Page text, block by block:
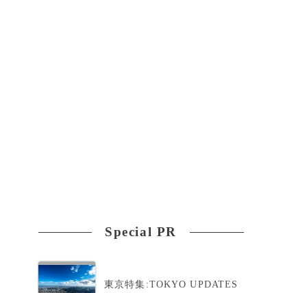
Special PR
東京特集:TOKYO UPDATES